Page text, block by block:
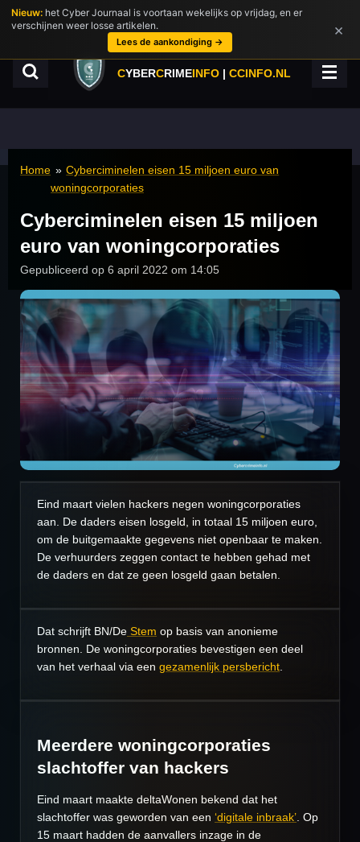
Ga
direct
hoofdinhoud
CYBERCRIMEINFO | CCINFO.NL
Home » Cyberciminelen eisen 15 miljoen euro van
woningcorporaties
Cyberciminelen eisen 15 miljoen
euro van woningcorporaties
Gepubliceerd op 6 april 2022 om 14:05
Eind maart vielen hackers negen woningcorporaties
aan. De daders eisen losgeld, in totaal 15 miljoen euro,
om de buitgemaakte gegevens niet openbaar te maken.
De verhuurders zeggen contact te hebben gehad met
de daders en dat ze geen losgeld gaan betalen.
Dat schrijft BN/De Stem op basis van anonieme
bronnen. De woningcorporaties bevestigen een deel
van het verhaal via een gezamenlijk persbericht.
Meerdere woningcorporaties
slachtoffer van hackers
Eind maart maakte deltaWonen bekend dat het
slachtoffer was geworden van een ‘digitale inbraak’ . Op
15 maart hadden de aanvallers inzage in de
Nieuw: het Cyber Journaal is voortaan wekelijks op vrijdag, en er
verschijnen weer losse artikelen.
Lees de aankondiging →
×